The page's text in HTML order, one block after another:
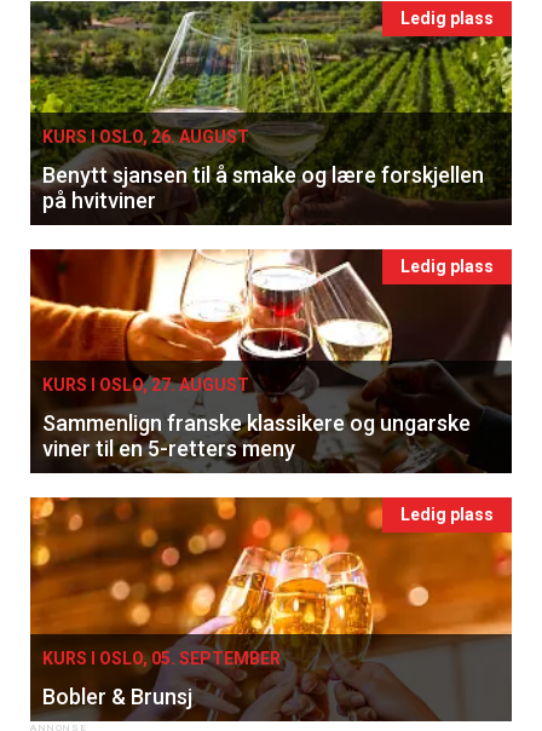
Ledig plass
KURS I OSLO, 26. AUGUST
Benytt sjansen til å smake og lære forskjellen
på hvitviner
Ledig plass
KURS I OSLO, 27. AUGUST
Sammenlign franske klassikere og ungarske
viner til en 5-retters meny
Ledig plass
KURS I OSLO, 05. SEPTEMBER
Bobler & Brunsj